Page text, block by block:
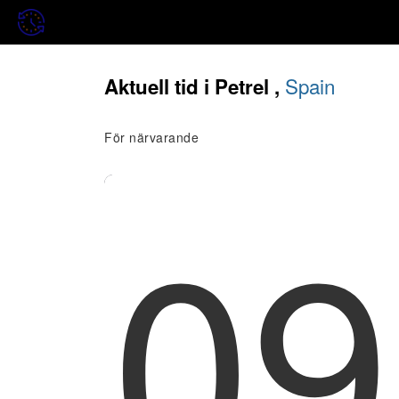
Aktuell tid i Petrel , Spain
För närvarande